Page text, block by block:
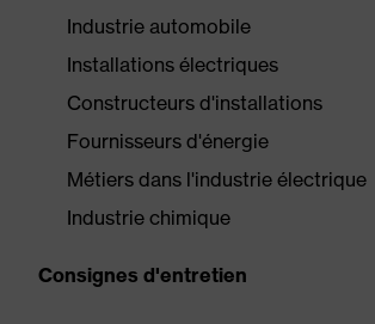
Industrie automobile
Installations électriques
Constructeurs d'installations
Fournisseurs d'énergie
Métiers dans l'industrie électrique
Industrie chimique
Consignes d'entretien